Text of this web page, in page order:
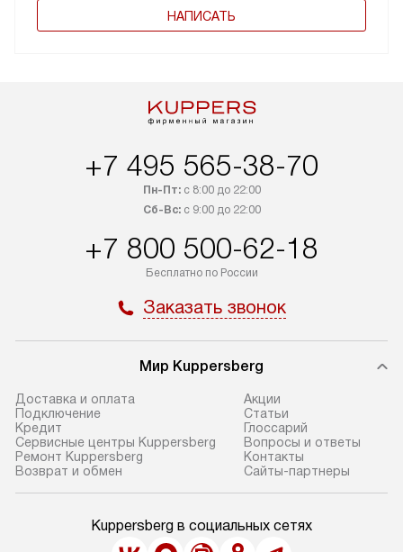
НАПИСАТЬ
+7 495 565-38-70
Пн-Пт:с 8:00 до 22:00
Сб-Вс:с 9:00 до 22:00
+7 800 500-62-18
Бесплатно по России
Заказать звонок
Мир Kuppersberg
Доставка и оплата
Подключение
Кредит
Сервисные центры Kuppersberg
Ремонт Kuppersberg
Возврат и обмен
Акции
Cтатьи
Глоссарий
Вопросы и ответы
Контакты
Сайты-партнеры
Kuppersberg в социальных сетях